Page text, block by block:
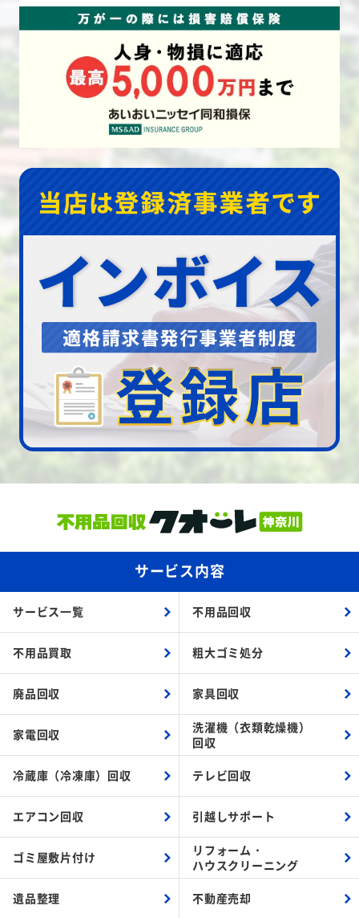
サービス内容
サービス一覧 不用品回収
不用品買取 粗大ゴミ処分
廃品回収 家具回収
家電回収
洗濯機（衣類乾燥機）
回収
冷蔵庫（冷凍庫）回収 テレビ回収
エアコン回収 引越しサポート
ゴミ屋敷片付け
リフォーム・
ハウスクリーニング
遺品整理 不動産売却